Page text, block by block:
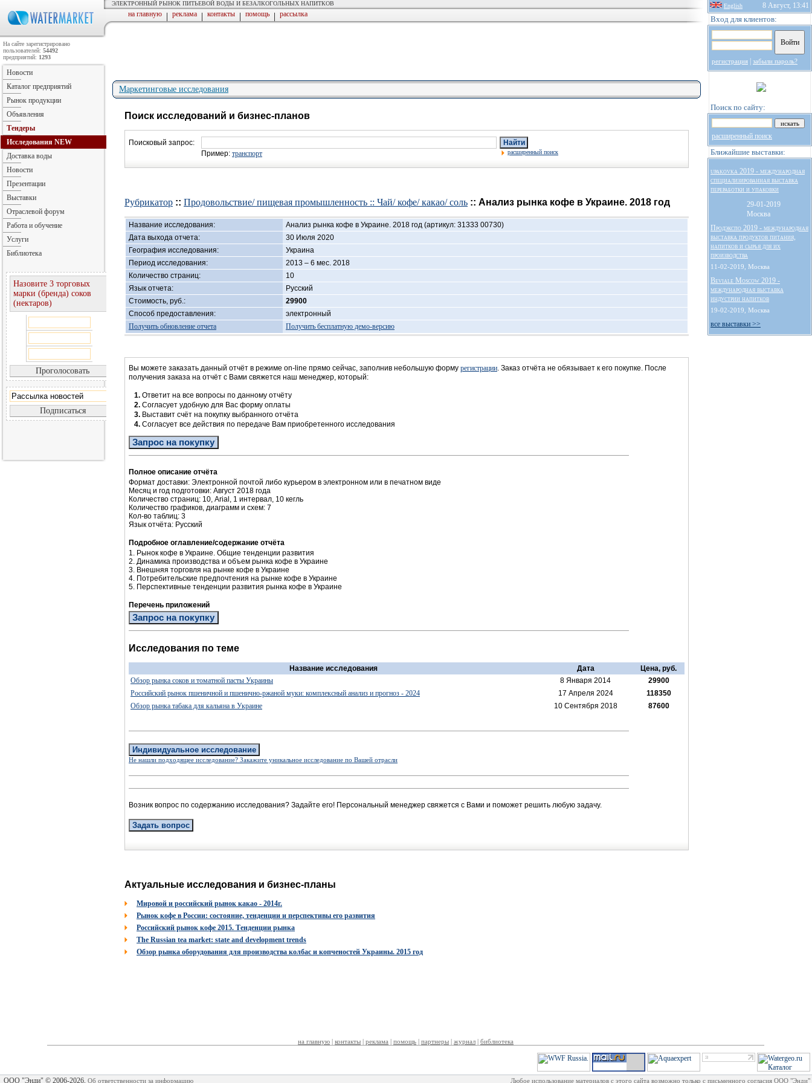
ЭЛЕКТРОННЫЙ РЫНОК ПИТЬЕВОЙ ВОДЫ И БЕЗАЛКОГОЛЬНЫХ НАПИТКОВ
на главную | реклама | контакты | помощь | рассылка
Маркетинговые исследования
Поиск исследований и бизнес-планов
Поисковый запрос:
Найти
Пример: транспорт расширенный поиск
Рубрикатор :: Продовольствие/ пищевая промышленность :: Чай/ кофе/ какао/ соль :: Анализ рынка кофе в Украине. 2018 год
Название исследования:
Анализ рынка кофе в Украине. 2018 год (артикул: 31333 00730)
Дата выхода отчета:
30 Июля 2020
География исследования:
Украина
Период исследования:
2013 – 6 мес. 2018
Количество страниц:
10
Язык отчета:
Русский
Стоимость, руб.:
29900
Способ предоставления:
электронный
Получить обновление отчета
Получить бесплатную демо-версию
Вы можете заказать данный отчёт в режиме on-line прямо сейчас, заполнив небольшую форму регистрации. Заказ отчёта не обязывает к его покупке. После
получения заказа на отчёт с Вами свяжется наш менеджер, который:
1. Ответит на все вопросы по данному отчёту
2. Согласует удобную для Вас форму оплаты
3. Выставит счёт на покупку выбранного отчёта
4. Согласует все действия по передаче Вам приобретенного исследования
Запрос на покупку
Полное описание отчёта
Формат доставки: Электронной почтой либо курьером в электронном или в печатном виде
Месяц и год подготовки: Август 2018 года
Количество страниц: 10, Arial, 1 интервал, 10 кегль
Количество графиков, диаграмм и схем: 7
Кол-во таблиц: 3
Язык отчёта: Русский
Подробное оглавление/содержание отчёта
1. Рынок кофе в Украине. Общие тенденции развития
2. Динамика производства и объем рынка кофе в Украине
3. Внешняя торговля на рынке кофе в Украине
4. Потребительские предпочтения на рынке кофе в Украине
5. Перспективные тенденции развития рынка кофе в Украине
Перечень приложений
Запрос на покупку
Исследования по теме
Название исследования Дата
Цена, руб.
Обзор рынка соков и томатной пасты Украины
8 Января 2014
29900
Российский рынок пшеничной и пшенично-ржаной муки: комплексный анализ и прогноз - 2024
17 Апреля 2024
118350
Обзор рынка табака для кальяна в Украине
10 Сентября 2018 87600
Индивидуальное исследование
Не нашли подходящее исследование? Закажите уникальное исследование по Вашей отрасли
Возник вопрос по содержанию исследования? Задайте его! Персональный менеджер свяжется с Вами и поможет решить любую задачу.
Задать вопрос
Актуальные исследования и бизнес-планы
Мировой и российский рынок какао - 2014г.
Рынок кофе в России: состояние, тенденции и перспективы его развития
Российский рынок кофе 2015. Тенденции рынка
The Russian tea market: state and development trends
Обзор рынка оборудования для производства колбас и копченостей Украины. 2015 год
На сайте зарегистрировано
пользователей: 54492
предприятий: 1293
Новости
Каталог предприятий
Рынок продукции
Объявления
Тендеры
Исследования NEW
Доставка воды
Новости
Презентации
Выставки
Отраслевой форум
Работа и обучение
Услуги
Библиотека
Назовите 3 торговых
марки (бренда) соков
(нектаров)
English 8 Август, 13:41
Вход для клиентов:
регистрация забыли пароль?
Поиск по сайту:
расширенный поиск
Ближайшие выставки:
upakovka 2019 - международная
специализированная выставка
переработки и упаковки
29-01-2019
Москва
Продэкспо 2019 - международная
выставка продуктов питания,
напитков и сырья для их
производства
11-02-2019, Москва
Beviale Moscow 2019 -
международная выставка
индустрии напитков
19-02-2019, Москва
все выставки >>
на главную | контакты | реклама | помощь | партнеры | журнал | библиотека
ООО "Энди" © 2006-2026, Об ответственности за информацию Любое использование материалов с этого сайта возможно только с письменного согласия ООО "Энди"